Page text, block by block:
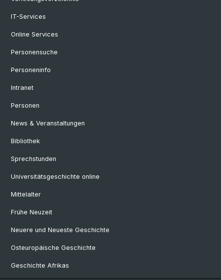
IT-Services
Online Services
Personensuche
Personeninfo
Intranet
Personen
News & Veranstaltungen
Bibliothek
Sprechstunden
Universitätsgeschichte online
Mittelalter
Frühe Neuzeit
Neuere und Neueste Geschichte
Osteuropäische Geschichte
Geschichte Afrikas